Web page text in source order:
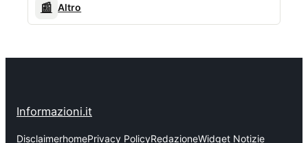
📰 Altro
Informazioni.it
DisclaimerhomePrivacy PolicyRedazioneWidget Notizie